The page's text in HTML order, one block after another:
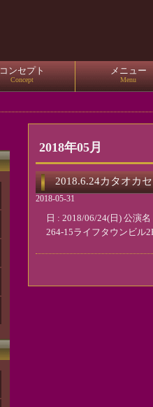
コンセプト
Concept
メニュー
Menu
2018年05月
2018.6.24カタオカ
2018-05-31
日 : 2018/06/24(日) 公演
264-15ライフタウンビル